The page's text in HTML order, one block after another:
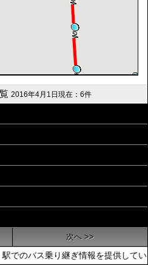
2016年4月1日現在：6件
次へ >>
でのバス乗り継ぎ情報を提供して